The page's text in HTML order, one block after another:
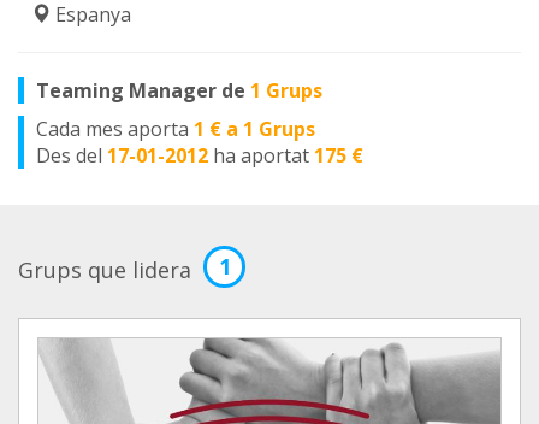
Espanya
Teaming Manager de 1 Grups
Cada mes aporta 1 € a 1 Grups
Des del 17-01-2012 ha aportat 175 €
Grups que lidera 1